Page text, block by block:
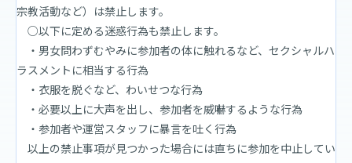
宗教活動など）は禁止します。
○以下に定める迷惑行為も禁止します。
・男女問わずむやみに参加者の体に触れるなど、セクシャルハ
ラスメントに相当する行為
・衣服を脱ぐなど、わいせつな行為
・必要以上に大声を出し、参加者を威嚇するような行為
・参加者や運営スタッフに暴言を吐く行為
以上の禁止事項が見つかった場合には直ちに参加を中止してい